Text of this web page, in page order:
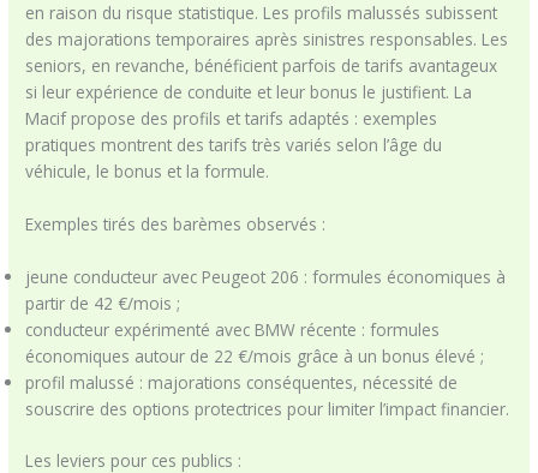
en raison du risque statistique. Les profils malussés subissent
des majorations temporaires après sinistres responsables. Les
seniors, en revanche, bénéficient parfois de tarifs avantageux
si leur expérience de conduite et leur bonus le justifient. La
Macif propose des profils et tarifs adaptés : exemples
pratiques montrent des tarifs très variés selon l’âge du
véhicule, le bonus et la formule.
Exemples tirés des barèmes observés :
jeune conducteur avec Peugeot 206 : formules économiques à
partir de 42 €/mois ;
conducteur expérimenté avec BMW récente : formules
économiques autour de 22 €/mois grâce à un bonus élevé ;
profil malussé : majorations conséquentes, nécessité de
souscrire des options protectrices pour limiter l’impact financier.
Les leviers pour ces publics :